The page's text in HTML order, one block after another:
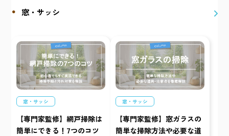
窓・サッシ
窓・サッシ
【専門家監修】網戸掃除は
簡単にできる！7つのコツ
窓・サッシ
【専門家監修】窓ガラスの
簡単な掃除方法や必要な道